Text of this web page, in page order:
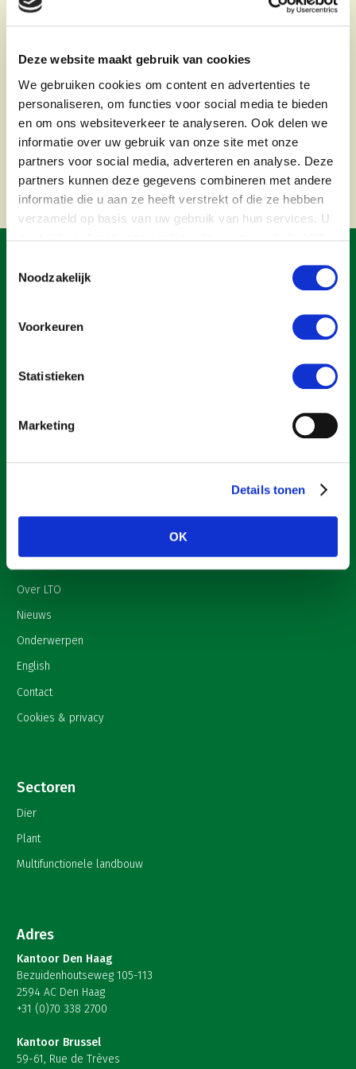
Deze website maakt gebruik van cookies
We gebruiken cookies om content en advertenties te
personaliseren, om functies voor social media te bieden
en om ons websiteverkeer te analyseren. Ook delen we
informatie over uw gebruik van onze site met onze
partners voor social media, adverteren en analyse. Deze
partners kunnen deze gegevens combineren met andere
informatie die u aan ze heeft verstrekt of die ze hebben
verzameld op basis van uw gebruik van hun services. U
Noodzakelijk
Voorkeuren
Statistieken
Marketing
Details tonen
OK
Konijnenhouderij
Melkveehouderij
Paardenhouderij
Pluimveehouderij
Schapenhouderij
Varkenshouderij
Vleesveehouderij
Bollenteelt
Bomen, vaste planten en zomerbloemen
Fruitteelt
Glastuinbouw
Paddenstoelen
Vollegrondsgroente
Vrouw en Bedrijf
Nieuwsabonnement
Webinars
Over LTO
LTO Nederland
Bestuur en Directie
Vakgroepbestuurders
Jaarverslag 2023
Pers
cti
e
la
nd
u
w
Een ondernemers- en werkgeversorganisatie met meerwaarde,
Over LTO
Nieuws
Onderwerpen
English
Contact
Cookies & privacy
Sectoren
Dier
Plant
Multifunctionele landbouw
Adres
Kantoor Den Haag
Bezuidenhoutseweg 105-113
2594 AC Den Haag
+31 (0)70 338 2700
Kantoor Brussel
59-61, Rue de Trèves